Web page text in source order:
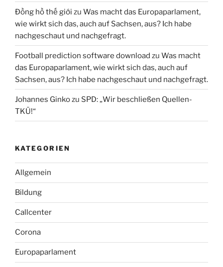
Đồng hồ thế giới zu Was macht das Europaparlament,
wie wirkt sich das, auch auf Sachsen, aus? Ich habe
nachgeschaut und nachgefragt.
Football prediction software download zu Was macht
das Europaparlament, wie wirkt sich das, auch auf
Sachsen, aus? Ich habe nachgeschaut und nachgefragt.
Johannes Ginkozu SPD: „Wir beschließen Quellen-
TKÜ!“
KATEGORIEN
Allgemein
Bildung
Callcenter
Corona
Europaparlament